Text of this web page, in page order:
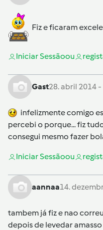
Fiz e ficaram
Iniciar Sessãoou
Gast28. abril 2014 -
infelizmente comigo
percebi o porque... fiz
consegui mesmo fazer
Iniciar Sessãoou
aannaa14.
tambem já fiz e nao
depois de levedar